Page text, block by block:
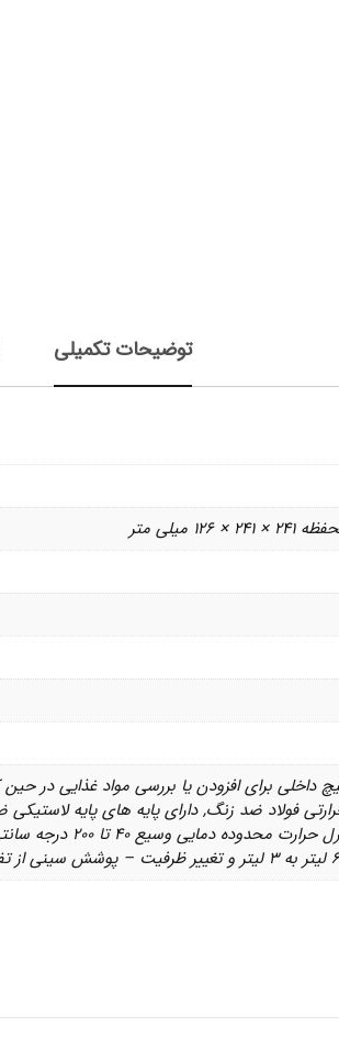
توضیحات تکمیلی
حرارت دقیق تر